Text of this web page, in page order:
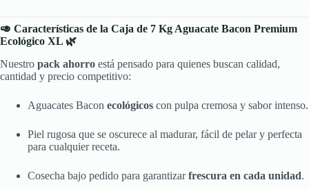
🥑 Características de la Caja de 7 Kg Aguacate Bacon Premium
Ecológico XL 🌿
Nuestro pack ahorro está pensado para quienes buscan calidad,
cantidad y precio competitivo:
Aguacates Bacon ecológicos con pulpa cremosa y sabor intenso.
Piel rugosa que se oscurece al madurar, fácil de pelar y perfecta
para cualquier receta.
Cosecha bajo pedido para garantizarfrescura en cada unidad.